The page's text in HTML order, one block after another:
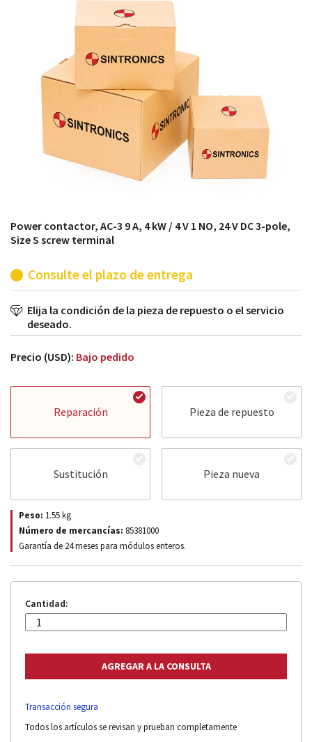
módulos antiguos a un alto nivel técnico o sustitución
de módulos descontinuados por módulos del propio
Power contactor, AC-3 9 A, 4 kW / 4 V 1 NO, 24 V DC 3-pole,
Size S screw terminal
Consulte el plazo de entrega
Elija la condición de la pieza de repuesto o el servicio
deseado.
Precio (USD): Bajo pedido
Reparación Pieza de repuesto
Sustitución Pieza nueva
Peso: 1.55kg
Número de mercancías: 85381000
Garantía de 24 meses para módulos enteros.
Cantidad:
Transacción segura
Todos los artículos se revisan y prueban completamente